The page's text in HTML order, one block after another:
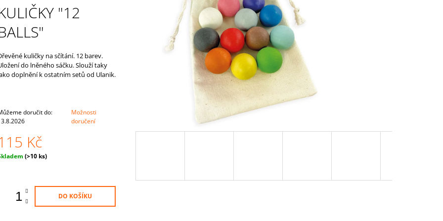
"12
kuličky na sčítání. 12 barev.
do lněného sáčku. Slouží taky
doplnění k ostatním setů od Ulanik.
doručit do:
Možnosti
doručení
Kč
(>10 ks)
DO KOŠÍKU
815 Kč